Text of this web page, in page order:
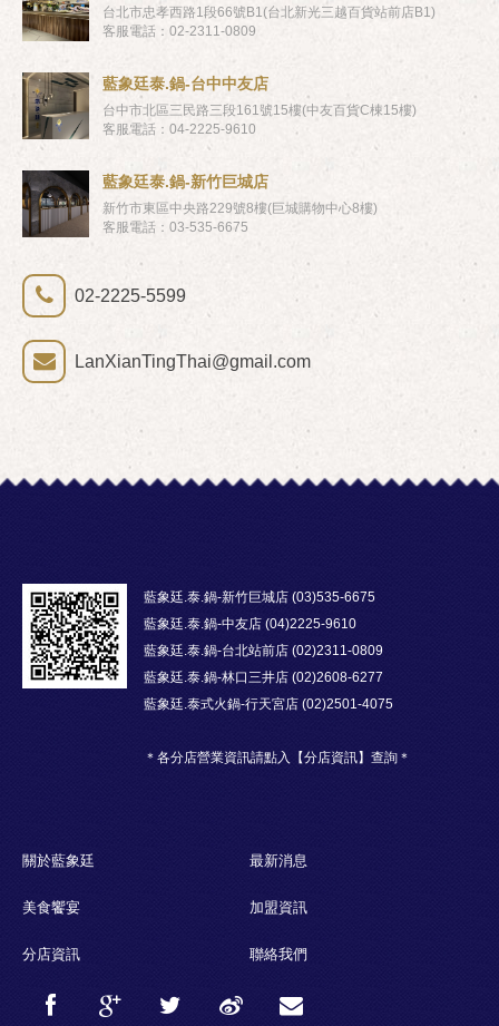
台北市忠孝西路1段66號B1(台北新光三越百貨站前店B1)
客服電話：02-2311-0809
藍象廷泰.鍋-台中中友店
台中市北區三民路三段161號15樓(中友百貨C棟15樓)
客服電話：04-2225-9610
藍象廷泰.鍋-新竹巨城店
新竹市東區中央路229號8樓(巨城購物中心8樓)
客服電話：03-535-6675
02-2225-5599
LanXianTingThai@gmail.com
藍象廷.泰.鍋-新竹巨城店 (03)535-6675
藍象廷.泰.鍋-中友店 (04)2225-9610
藍象廷.泰.鍋-台北站前店 (02)2311-0809
藍象廷.泰.鍋-林口三井店 (02)2608-6277
藍象廷.泰式火鍋-行天宮店 (02)2501-4075
＊各分店營業資訊請點入【分店資訊】查詢＊
關於藍象廷 最新消息
美食饗宴 加盟資訊
分店資訊 聯絡我們